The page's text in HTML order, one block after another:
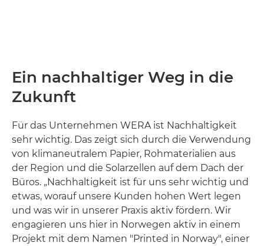
Ein nachhaltiger Weg in die
Zukunft
Für das Unternehmen WERA ist Nachhaltigkeit
sehr wichtig. Das zeigt sich durch die Verwendung
von klimaneutralem Papier, Rohmaterialien aus
der Region und die Solarzellen auf dem Dach der
Büros. „Nachhaltigkeit ist für uns sehr wichtig und
etwas, worauf unsere Kunden hohen Wert legen
und was wir in unserer Praxis aktiv fördern. Wir
engagieren uns hier in Norwegen aktiv in einem
Projekt mit dem Namen "Printed in Norway", einer